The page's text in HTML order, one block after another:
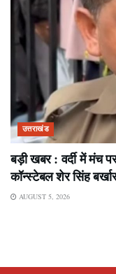
उत्तराखंड
बड़ी खबर : वर्दी में मंच
कॉन्स्टेबल शेर सिंह
AUGUST 5, 2026